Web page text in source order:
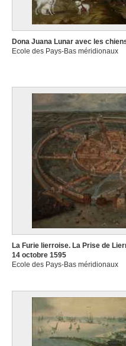
Dona Juana Lunar avec les
Ecole des Pays-Bas méridionaux
La Furie lierroise. La Prise de
14 octobre 1595
Ecole des Pays-Bas méridionaux